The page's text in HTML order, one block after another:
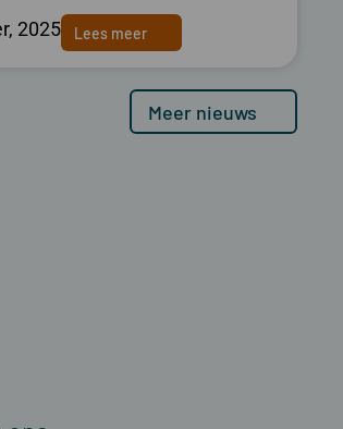
2025 Lees meer
Meer nieuws